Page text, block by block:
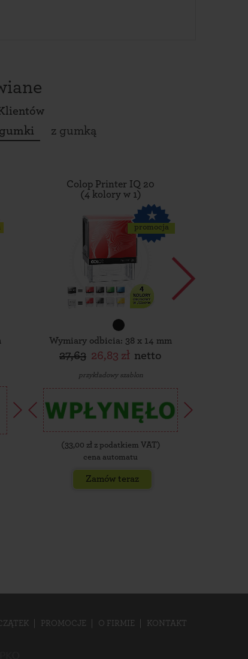
z gumką
Colop Printer IQ 20
(4 kolory w 1)
promocja
Wymiary odbicia: 38 x 14 mm
27,63 26,83 zł netto
przykładowy szablon
( 33,00 zł z podatkiem VAT)
cena automatu
Zamów teraz
PROMOCJE O FIRMIE KONTAKT